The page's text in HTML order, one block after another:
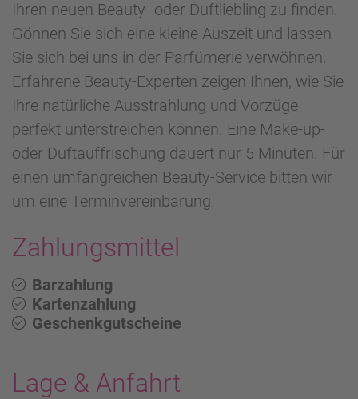
Ihren neuen Beauty- oder Duftliebling zu finden.
Gönnen Sie sich eine kleine Auszeit und lassen
Sie sich bei uns in der Parfümerie verwöhnen.
Erfahrene Beauty-Experten zeigen Ihnen, wie Sie
Ihre natürliche Ausstrahlung und Vorzüge
perfekt unterstreichen können. Eine Make-up-
oder Duftauffrischung dauert nur 5 Minuten. Für
einen umfangreichen Beauty-Service bitten wir
um eine Terminvereinbarung.
Zahlungsmittel
Barzahlung
Kartenzahlung
Geschenkgutscheine
Lage & Anfahrt